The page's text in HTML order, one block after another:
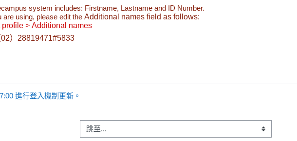
system includes: Firstname, Lastname and ID Number.
are using, please edit the Additional names field as follows
> Additional names
）28819471#5833
進行登入機制更新。
跳至...